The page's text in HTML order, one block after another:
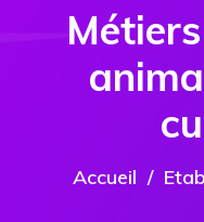
Accueil